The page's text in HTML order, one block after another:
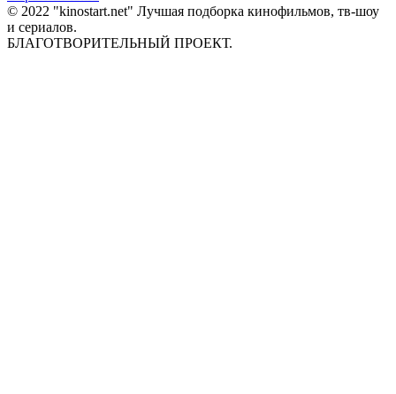
© 2022 "kinostart.net" Лучшая подборка кинофильмов, тв-шоу
и сериалов.
БЛАГОТВОРИТЕЛЬНЫЙ ПРОЕКТ.